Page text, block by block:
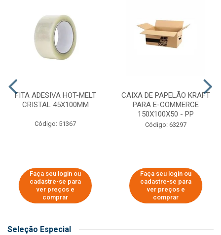
FITA ADESIVA HOT-MELT
CRISTAL 45X100MM
Código: 51367
Faça seu login ou
cadastre-se para
ver preços e
comprar
CAIXA DE PAPELÃO KRAFT
PARA E-COMMERCE
150X100X50 - PP
Código: 63297
Faça seu login ou
cadastre-se para
ver preços e
comprar
Seleção Especial